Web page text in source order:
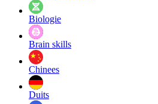
Biologie
Brain skills
Chinees
Duits